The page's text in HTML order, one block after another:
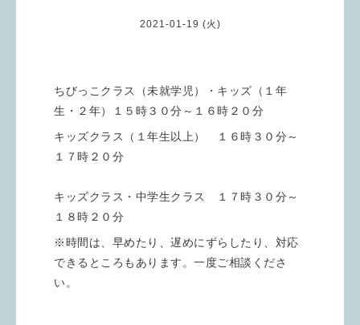
2021-01-19 (火)
ちびっこクラス（未就学児）・キッズ（１年
生・２年）１５時３０分～１６時２０分
キッズクラス（１年生以上） １６時３０分～
１７時２０分
キッズクラス・中学生クラス １７時３０分～
１８時２０分
※時間は、早めたり、遅めにずらしたり、対応
できるところもあります。一度ご相談くださ
い。